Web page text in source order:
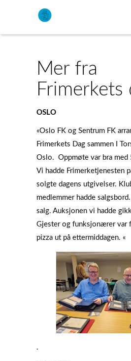
Mer fra
Frimerkets
OSLO
«Oslo FK og Sentrum FK
Frimerkets Dag sammen I
Oslo. Oppmøte var bra med
Vi hadde Frimerketjenesten
solgte dagens utgivelser.
medlemmer hadde
salg. Auksjonen vi hadde
Gjester og funksjonærer var
pizza ut på ettermiddagen. «
.